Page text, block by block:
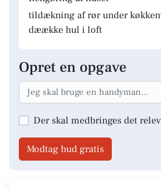
tildækning af rør under
dæække hul i loft
Opret en opgave
Der skal medbringes det
Modtag bud gratis